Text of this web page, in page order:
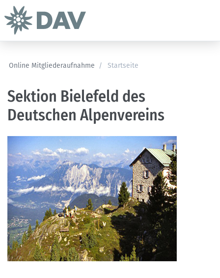
Online Mitgliederaufnahme / Startseite
Sektion Bielefeld des
Deutschen Alpenvereins